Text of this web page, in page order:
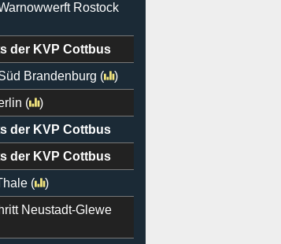
Rostock
der KVP Cottbus
Brandenburg (
)
(
)
der KVP Cottbus
der KVP Cottbus
( )
Neustadt-Glewe